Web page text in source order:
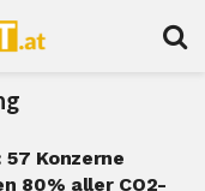
57 Konzerne
80% aller CO2-